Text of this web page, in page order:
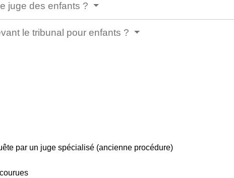
juge des enfants ?
le tribunal pour enfants ?
par un juge spécialisé (ancienne procédure)